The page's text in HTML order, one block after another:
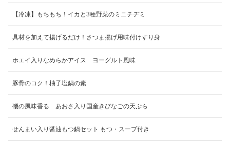
【冷凍】もちもち！イカと3種野菜のミニチヂミ
具材を加えて揚げるだけ！さつま揚げ用味付けすり身
ホエイ入りなめらかアイス ヨーグルト風味
豚骨のコク！柚子塩鍋の素
磯の風味香る あおさ入り国産きびなごの天ぷら
せんまい入り醤油もつ鍋セット もつ・スープ付き